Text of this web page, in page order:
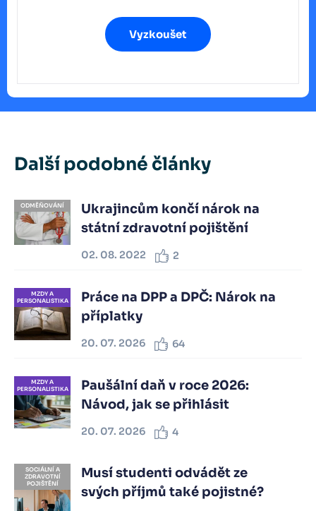
Vyzkoušet
Další podobné články
ODMĚŇOVÁNÍ
Ukrajincům končí nárok na
státní zdravotní pojištění
02. 08. 2022 2
MZDY A
PERSONALISTIKA
Práce na DPP a DPČ: Nárok na
příplatky
20. 07. 2026 64
MZDY A
PERSONALISTIKA
Paušální daň v roce 2026:
Návod, jak se přihlásit
20. 07. 2026 4
SOCIÁLNÍ A
ZDRAVOTNÍ
POJIŠTĚNÍ
Musí studenti odvádět ze
svých příjmů také pojistné?